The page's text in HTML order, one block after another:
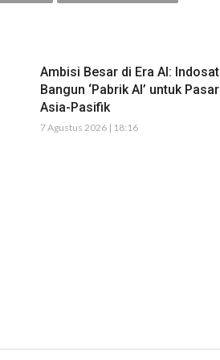
Ambisi Besar di Era AI: Indosat
Bangun ‘Pabrik AI’ untuk Pasar
Asia-Pasifik
7 Agustus 2026 | 18:16